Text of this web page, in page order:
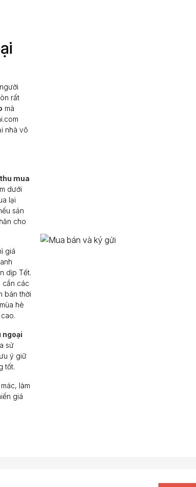
rất
mà
nhà vô
thu mua
dưới
lại
sản
cho
giá
dịp Tết.
cần các
bán thời
hè
ngoại
sử
ý giữ
tốt.
làm
giá